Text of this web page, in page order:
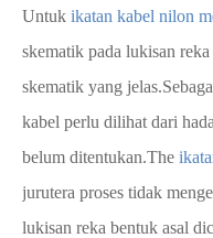
Untuk ikatan kabel nilon
skematik pada lukisan
skematik yang
kabel perlu dilihat dari
belum ditentukan.The
jurutera proses tidak
lukisan reka bentuk asal